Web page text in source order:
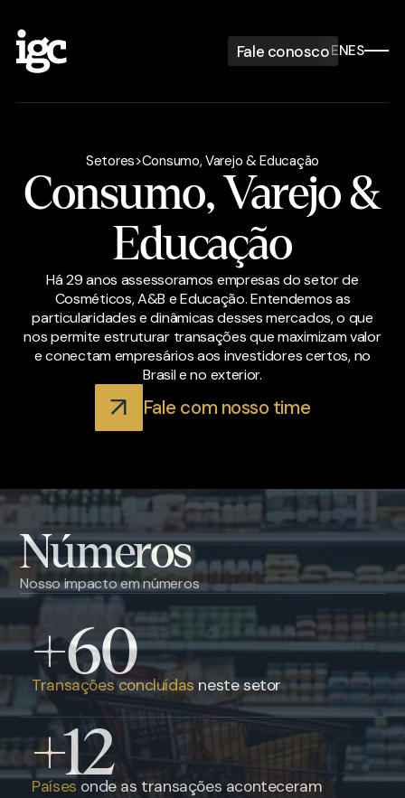
Fale conoscoENES
Setores>Consumo, Varejo & Educação
Consumo, Varejo &
Educação
Há 29 anos assessoramos empresas do setor de
Cosméticos, A&B e Educação. Entendemos as
particularidades e dinâmicas desses mercados, o que
nos permite estruturar transações que maximizam valor
e conectam empresários aos investidores certos, no
Brasil e no exterior.
Fale com nosso time
Números
Nosso impacto em números
+60
Transações concluídas neste setor
+12
Países onde as transações aconteceram